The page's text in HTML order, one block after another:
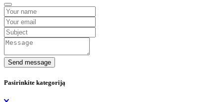
Send message
Pasirinkite kategoriją